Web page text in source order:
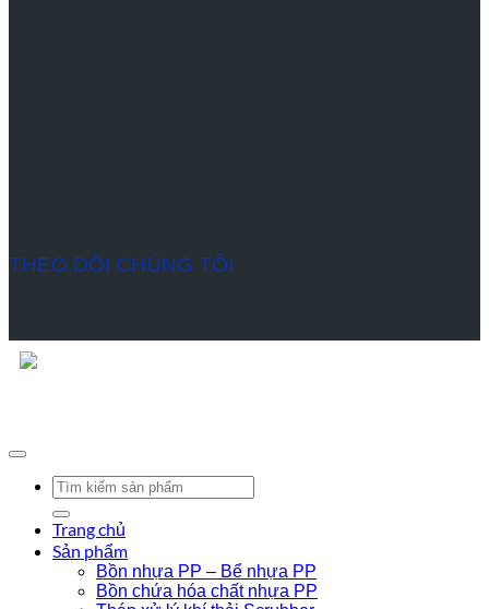
THEO DÕI CHÚNG TÔI
Tìm
kiếm:
Trang chủ
Sản phẩm
Bồn nhựa PP – Bể nhựa PP
Bồn chứa hóa chất nhựa PP